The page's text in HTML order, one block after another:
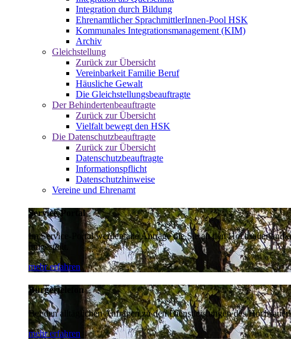
Integration durch Bildung
Ehrenamtlicher SprachmittlerInnen-Pool HSK
Kommunales Integrationsmanagement (KIM)
Archiv
Gleichstellung
Zurück zur Übersicht
Vereinbarkeit Familie Beruf
Häusliche Gewalt
Die Gleichstellungsbeauftragte
Der Behindertenbeauftragte
Zurück zur Übersicht
Vielfalt bewegt den HSK
Die Datenschutzbeauftragte
Zurück zur Übersicht
Datenschutzbeauftragte
Informationspflicht
Datenschutzhinweise
Vereine und Ehrenamt
Service-Portal
Im Service-Portal werden alle Anträge die Sie an den
umgestellt.
mehr erfahren
Bürgertelefon
Bei den alltäglichen Anfragen zu den Dienstleistungen des
mehr erfahren